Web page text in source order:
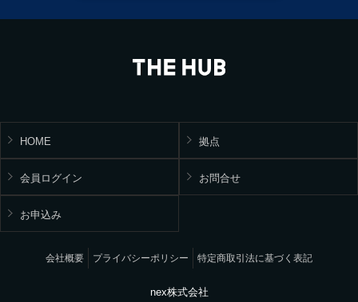
HOME 拠点
会員ログイン お問合せ
お申込み
会社概要 プライバシーポリシー 特定商取引法に基づく表記
nex株式会社